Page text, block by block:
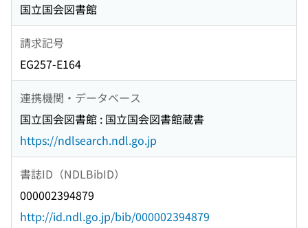
国立国会図書館
請求記号
EG257-E164
連携機関・データベース
国立国会図書館 : 国立国会図書館蔵書
https://ndlsearch.ndl.go.jp
書誌ID（NDLBibID）
000002394879
http://id.ndl.go.jp/bib/000002394879